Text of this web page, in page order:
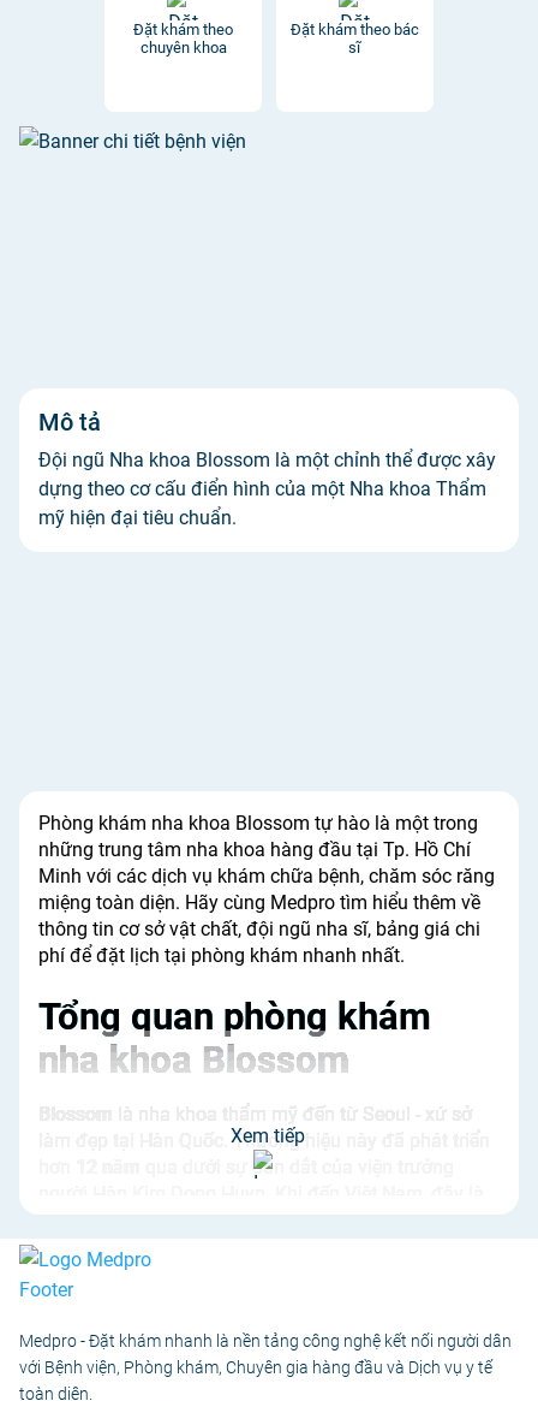
Đặt khám theo
chuyên khoa
Đặt khám theo bác
sĩ
Mô tả
Đội ngũ Nha khoa Blossom là một chỉnh thể được xây
dựng theo cơ cấu điển hình của một Nha khoa Thẩm
mỹ hiện đại tiêu chuẩn.
Phòng khám nha khoa Blossom tự hào là một trong
những trung tâm nha khoa hàng đầu tại Tp. Hồ Chí
Minh với các dịch vụ khám chữa bệnh, chăm sóc răng
miệng toàn diện. Hãy cùng Medpro tìm hiểu thêm về
thông tin cơ sở vật chất, đội ngũ nha sĩ, bảng giá chi
phí để đặt lịch tại phòng khám nhanh nhất.
Tổng quan phòng khám
nha khoa Blossom
làm đẹp tại Hàn Quốc. Thương hiệu này đã phát triển
qua dưới sự dẫn dắt của viện trưởng
Phòng khám được biết đến với khả năng chế tác
những miếng dán sứ thẩm mỹ tinh xảo và cao cấp,
trông tự nhiên như răng thật.
Blossom đã đồng hành cùng nhiều nghệ sĩ nổi tiếng
Xem tiếp
Medpro - Đặt khám nhanh là nền tảng công nghệ kết nối người dân
với Bệnh viện, Phòng khám, Chuyên gia hàng đầu và Dịch vụ y tế
toàn diện.